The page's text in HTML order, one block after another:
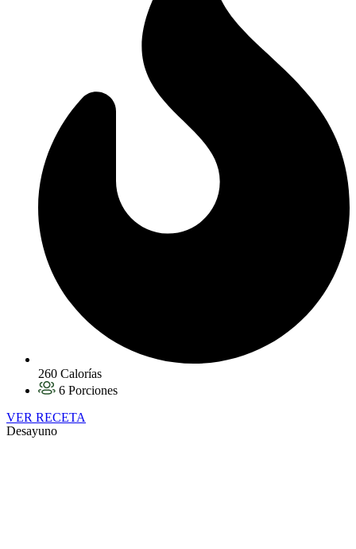
260 Calorías
6 Porciones
VER RECETA
Desayuno